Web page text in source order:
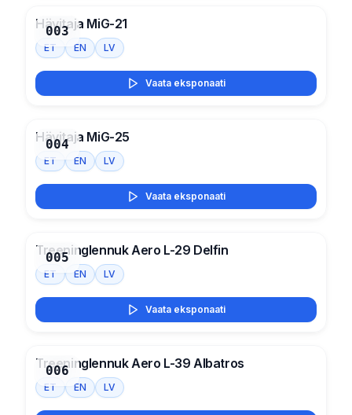
003
Hävitaja MiG-21
ET EN LV
Vaata eksponaati
004
Hävitaja MiG-25
ET EN LV
Vaata eksponaati
005
Treeninglennuk Aero L-29 Delfin
ET EN LV
Vaata eksponaati
006
Treeninglennuk Aero L-39 Albatros
ET EN LV